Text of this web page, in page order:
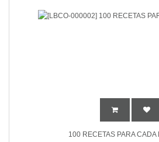
100 RECETAS PARA CADA